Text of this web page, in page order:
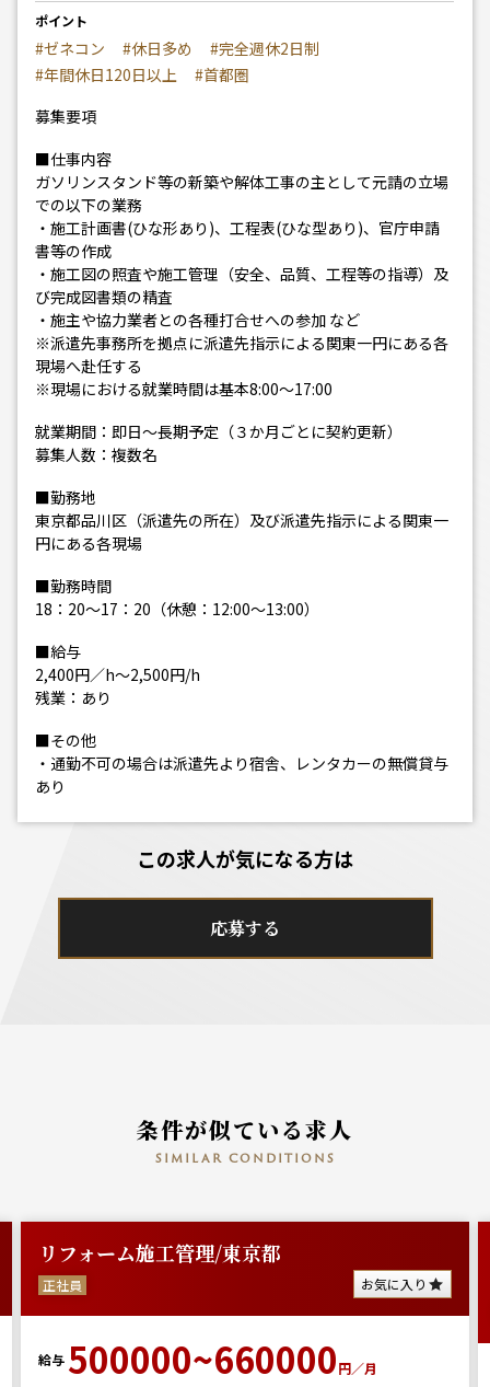
ポイント
#ゼネコン #休日多め
#完全週休2日制
#年間休日120日以上
#首都圏
募集要項
■仕事内容
ガソリンスタンド等の新築や解体工事の主として元請の立場
での以下の業務
・施工計画書(ひな形あり)、工程表(ひな型あり)、官庁申請
書等の作成
・施工図の照査や施工管理（安全、品質、工程等の指導）及
び完成図書類の精査
・施主や協力業者との各種打合せへの参加 など
※派遣先事務所を拠点に派遣先指示による関東一円にある各
現場へ赴任する
※現場における就業時間は基本8:00～17:00
就業期間：即日～長期予定（３か月ごとに契約更新）
募集人数：複数名
■勤務地
東京都品川区（派遣先の所在）及び派遣先指示による関東一
円にある各現場
■勤務時間
18：20～17：20（休憩：12:00～13:00）
■給与
2,400円／h～2,500円/h
残業：あり
■その他
・通勤不可の場合は派遣先より宿舎、レンタカーの無償貸与
あり
この求人が気になる方は
応募する
条件が似ている求人
similar conditions
リフォーム施工管理/東京都
正社員 お気に入り
給与 500000~660000円／月